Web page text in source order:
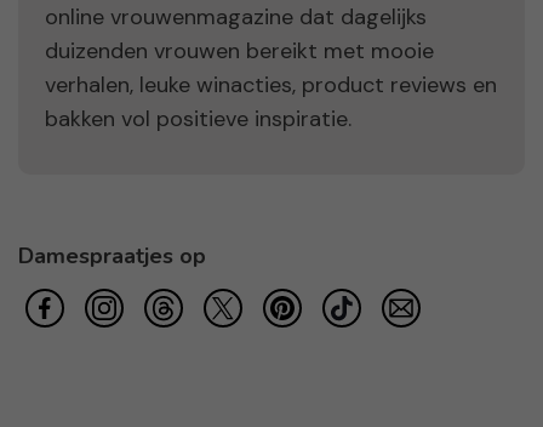
online vrouwenmagazine dat dagelijks
duizenden vrouwen bereikt met mooie
verhalen, leuke winacties, product reviews en
bakken vol positieve inspiratie.
Damespraatjes op